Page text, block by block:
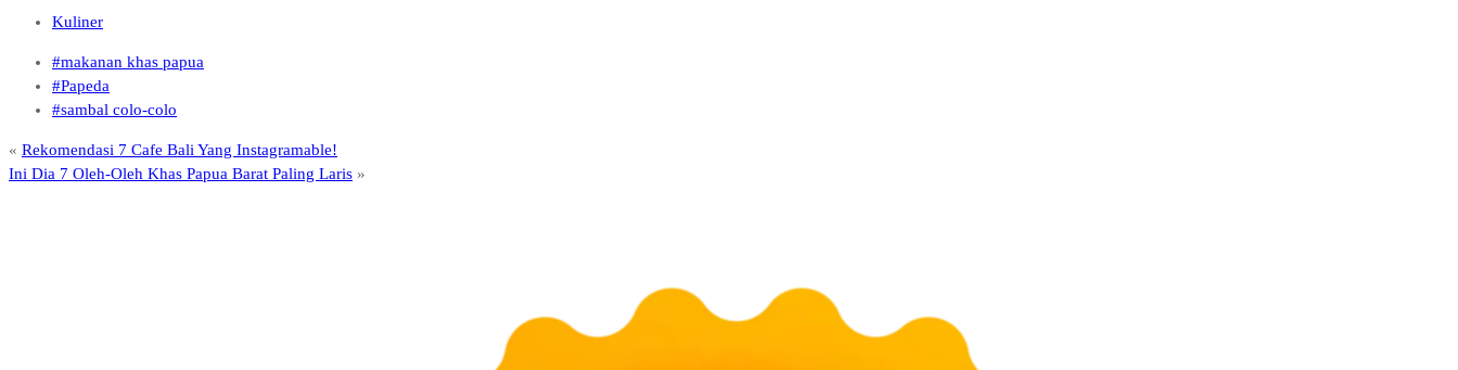
Kuliner
#makanan khas papua
#Papeda
#sambal colo-colo
« Rekomendasi 7 Cafe Bali Yang Instagramable!
Ini Dia 7 Oleh-Oleh Khas Papua Barat Paling Laris »